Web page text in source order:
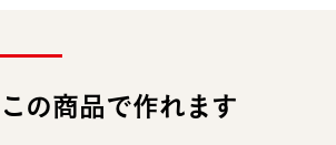
この商品で作れます